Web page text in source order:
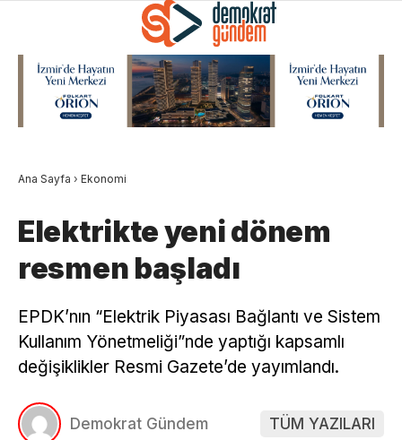
Ana Sayfa › Ekonomi
Elektrikte yeni dönem
resmen başladı
EPDK’nın “Elektrik Piyasası Bağlantı ve Sistem
Kullanım Yönetmeliği”nde yaptığı kapsamlı
değişiklikler Resmi Gazete’de yayımlandı.
Demokrat Gündem TÜM YAZILARI